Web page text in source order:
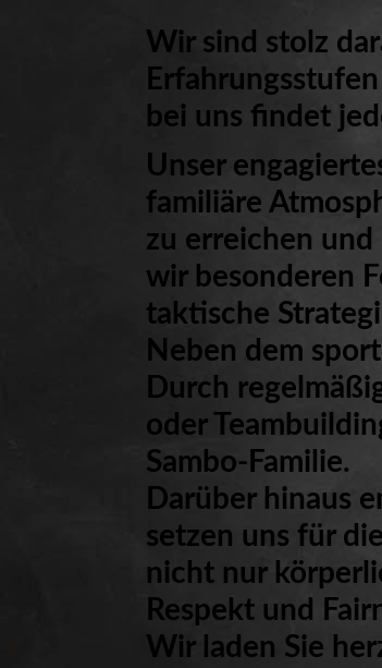
Wir sind stolz
bei uns findet
Unser
familiäre
zu erreichen und
wir besonderen
taktische
Neben dem
Durch
oder
Sambo-Familie.
Darüber hinaus
setzen uns für
nicht nur
Respekt und
Wir laden Sie